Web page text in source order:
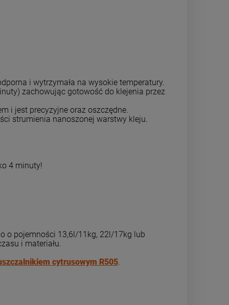
i wytrzymała na wysokie temperatury.
zachowując gotowość do klejenia przez
i jest precyzyjne oraz oszczędne.
strumienia nanoszonej warstwy kleju.
4 minuty!
o pojemności 13,6l/11kg, 22l/17kg lub
i materiału.
cytrusowym R505.